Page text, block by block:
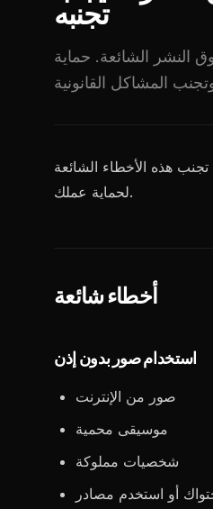
تجنبه
النشر الشائعة. حماية
هذه الأخطاء الشائعة
لحماية عملك.
أخطاء شائعة
استخدام صور بدون إذن
صور من الإنترنت
موسيقى محمية
شخصيات مملوكة
أو استخدم مصادر